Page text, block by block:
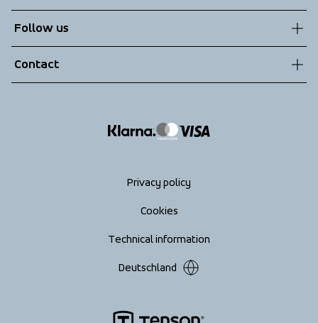
Sustainability
Technologies
Terms & Conditions
Returns
Follow us
Contact
Privacy policy
Cookies
Technical information
Deutschland